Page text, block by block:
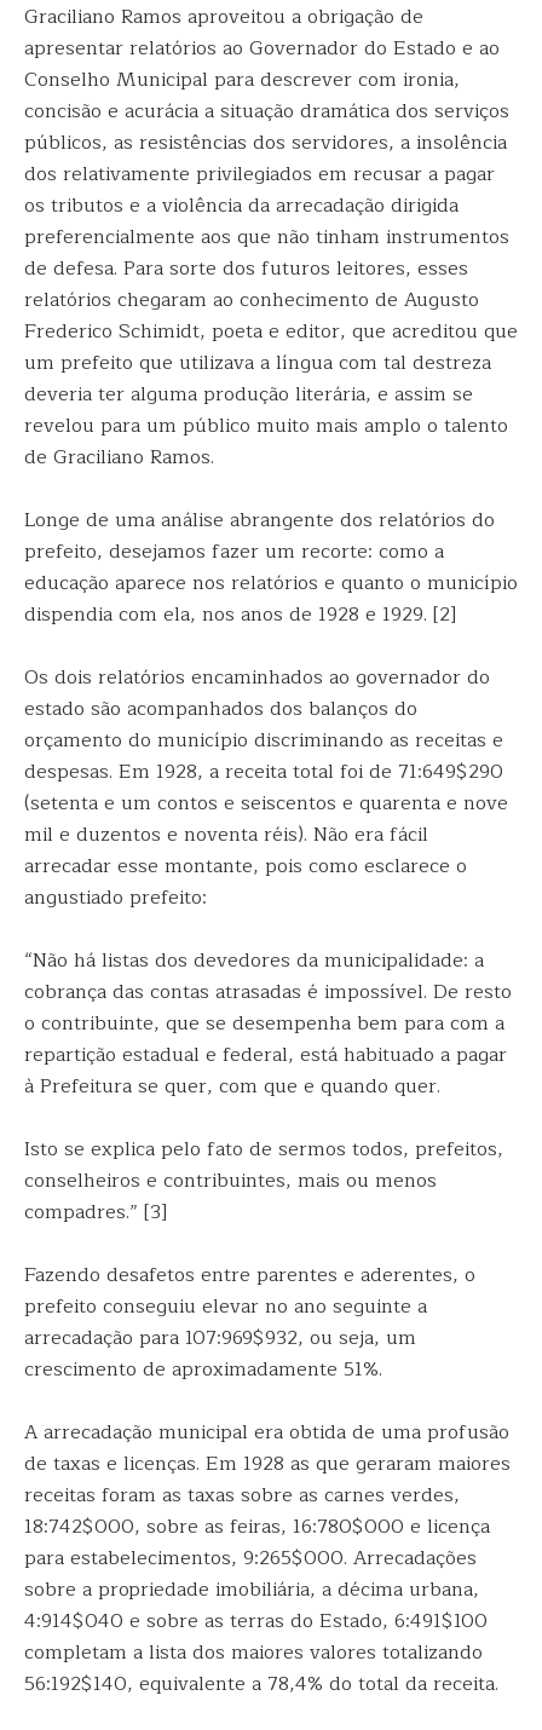
Graciliano Ramos aproveitou a obrigação de
apresentar relatórios ao Governador do Estado e ao
Conselho Municipal para descrever com ironia,
concisão e acurácia a situação dramática dos serviços
públicos, as resistências dos servidores, a insolência
dos relativamente privilegiados em recusar a pagar
os tributos e a violência da arrecadação dirigida
preferencialmente aos que não tinham instrumentos
de defesa. Para sorte dos futuros leitores, esses
relatórios chegaram ao conhecimento de Augusto
Frederico Schimidt, poeta e editor, que acreditou que
um prefeito que utilizava a língua com tal destreza
deveria ter alguma produção literária, e assim se
revelou para um público muito mais amplo o talento
de Graciliano Ramos.
Longe de uma análise abrangente dos relatórios do
prefeito, desejamos fazer um recorte: como a
educação aparece nos relatórios e quanto o município
dispendia com ela, nos anos de 1928 e 1929. [2]
Os dois relatórios encaminhados ao governador do
estado são acompanhados dos balanços do
orçamento do município discriminando as receitas e
despesas. Em 1928, a receita total foi de 71:649$290
(setenta e um contos e seiscentos e quarenta e nove
mil e duzentos e noventa réis). Não era fácil
arrecadar esse montante, pois como esclarece o
angustiado prefeito:
“Não há listas dos devedores da municipalidade: a
cobrança das contas atrasadas é impossível. De resto
o contribuinte, que se desempenha bem para com a
repartição estadual e federal, está habituado a pagar
à Prefeitura se quer, com que e quando quer.
Isto se explica pelo fato de sermos todos, prefeitos,
conselheiros e contribuintes, mais ou menos
compadres.” [3]
Fazendo desafetos entre parentes e aderentes, o
prefeito conseguiu elevar no ano seguinte a
arrecadação para 107:969$932, ou seja, um
crescimento de aproximadamente 51%.
A arrecadação municipal era obtida de uma profusão
de taxas e licenças. Em 1928 as que geraram maiores
receitas foram as taxas sobre as carnes verdes,
18:742$000, sobre as feiras, 16:780$000 e licença
para estabelecimentos, 9:265$000. Arrecadações
sobre a propriedade imobiliária, a décima urbana,
4:914$040 e sobre as terras do Estado, 6:491$100
completam a lista dos maiores valores totalizando
56:192$140, equivalente a 78,4% do total da receita.